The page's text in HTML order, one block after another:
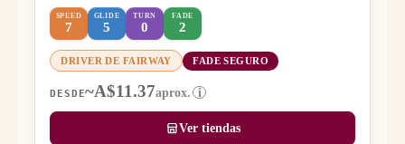
SPEED
7
GLIDE
5
TURN
0
FADE
2
DRIVER DE FAIRWAY FADE SEGURO
DESDE~A$11.37aprox. i
Ver tiendas